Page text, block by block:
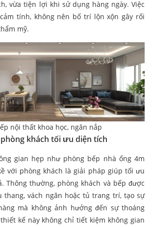
vừa tiện lợi khi sử dụng hàng ngày. Việc
tính, không nên bố trí lộn xộn gây rối
mỹ.
nội thất khoa học, ngăn nắp
khách tối ưu diện tích
gian hẹp như phòng bếp nhà ống 4m​
với phòng khách là giải pháp giúp tối ưu
Thông thường, phòng khách và bếp được
thang, vách ngăn hoặc tủ trang trí, tạo sự
mà không ảnh hưởng đến sự thoáng
kế này không chỉ tiết kiệm không gian